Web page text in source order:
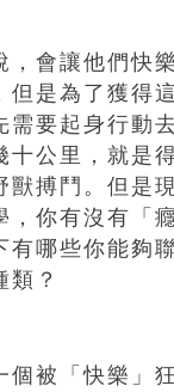
，會讓他們快
但是為了獲得
需要起身行動
十公里，就是
獸搏鬥。但是
，你有沒有「
有哪些你能夠
類？
個被「快樂」